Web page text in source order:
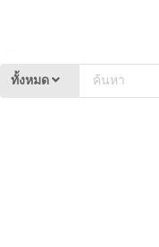
ทั้งหมด